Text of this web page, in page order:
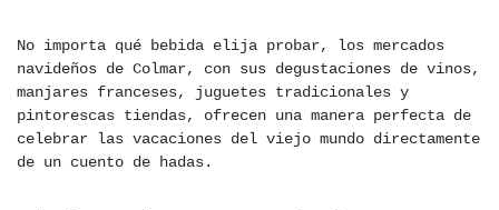
No importa qué bebida elija probar, los mercados
navideños de Colmar, con sus degustaciones de vinos,
manjares franceses, juguetes tradicionales y
pintorescas tiendas, ofrecen una manera perfecta de
celebrar las vacaciones del viejo mundo directamente
de un cuento de hadas.